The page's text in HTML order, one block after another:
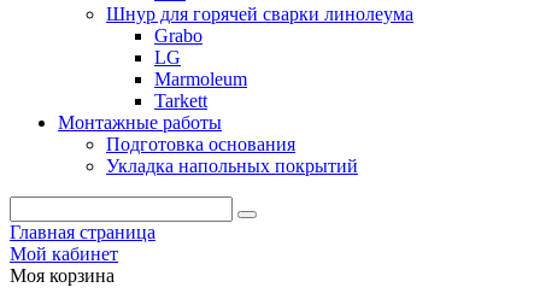
Шнур для горячей сварки линолеума
Grabo
LG
Marmoleum
Tarkett
Монтажные работы
Подготовка основания
Укладка напольных покрытий
Главная страница
Мой кабинет
Моя корзина